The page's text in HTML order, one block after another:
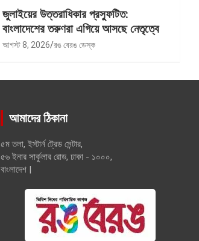
জুলাইয়ের উত্তরাধিকার প্রস্ফুটিত:
বাংলাদেশের তরুণরা এগিয়ে আসছে নেতৃত্বে
আগস্ট 8, 2026 রঙ বেরঙ ডেস্ক
আমাদের ঠিকানা
৫ম তলা, ইস্টার্ন ট্রেড সেন্টার,
৫৬ ইনার সার্কুলার রোড, ঢাকা - ১০০০,
বাংলাদেশ |